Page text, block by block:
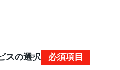
スの選択 必須項目